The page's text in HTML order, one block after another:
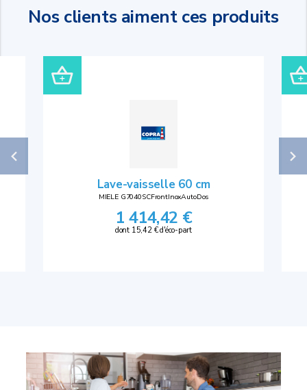
Nos clients aiment ces produits
Lave-vaisselle 60 cm
MIELE G7040SCFrontInoxAutoDos
1 414,42 €
dont 15,42 € d'éco-part